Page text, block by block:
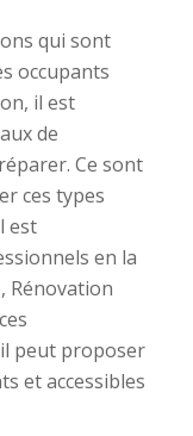
qui sont
occupants
il est
de
Ce sont
ces types
est
en la
Rénovation
peut proposer
et accessibles